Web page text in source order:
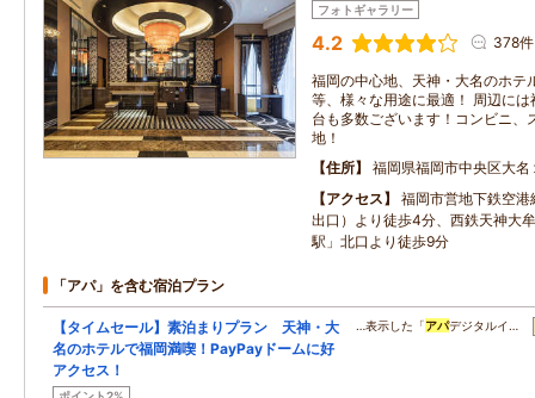
フォトギャラリー
4.2 378件
福岡の中心地、天神・大名のホテ
等、様々な用途に最適！ 周辺に
台も多数ございます！コンビニ、
地！
住所
福岡県福岡市中央区大名
アクセス
福岡市営地下鉄空
出口）より徒歩4分、西鉄天神大
駅」北口より徒歩9分
「アパ」を含む宿泊プラン
【タイムセール】素泊まりプラン 天神・大
名のホテルで福岡満喫！PayPayドームに好
アクセス！
…表示した「アパデジタルイ…